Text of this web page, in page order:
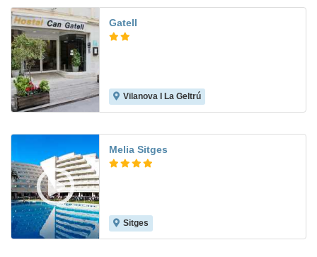
Gatell
Vilanova I La Geltrú
Melia Sitges
Sitges